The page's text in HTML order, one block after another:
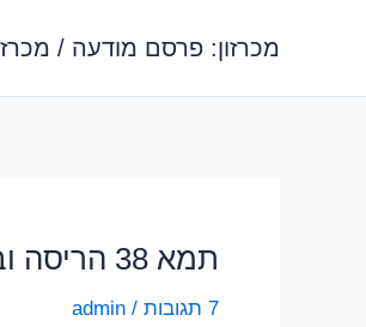
מכרזון: פרסם מודעה /
תמא 38 הריסה ובניה
7 תגובות /
admin